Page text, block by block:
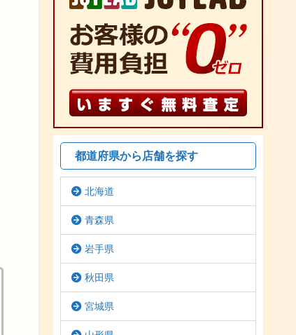
都道府県から店舗を探す
北海道
青森県
岩手県
秋田県
宮城県